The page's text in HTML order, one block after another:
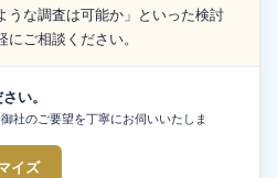
うな調査は可能か」といった検討
ご相談ください。
い。
社のご要望を丁寧にお伺いいたしま
イズ